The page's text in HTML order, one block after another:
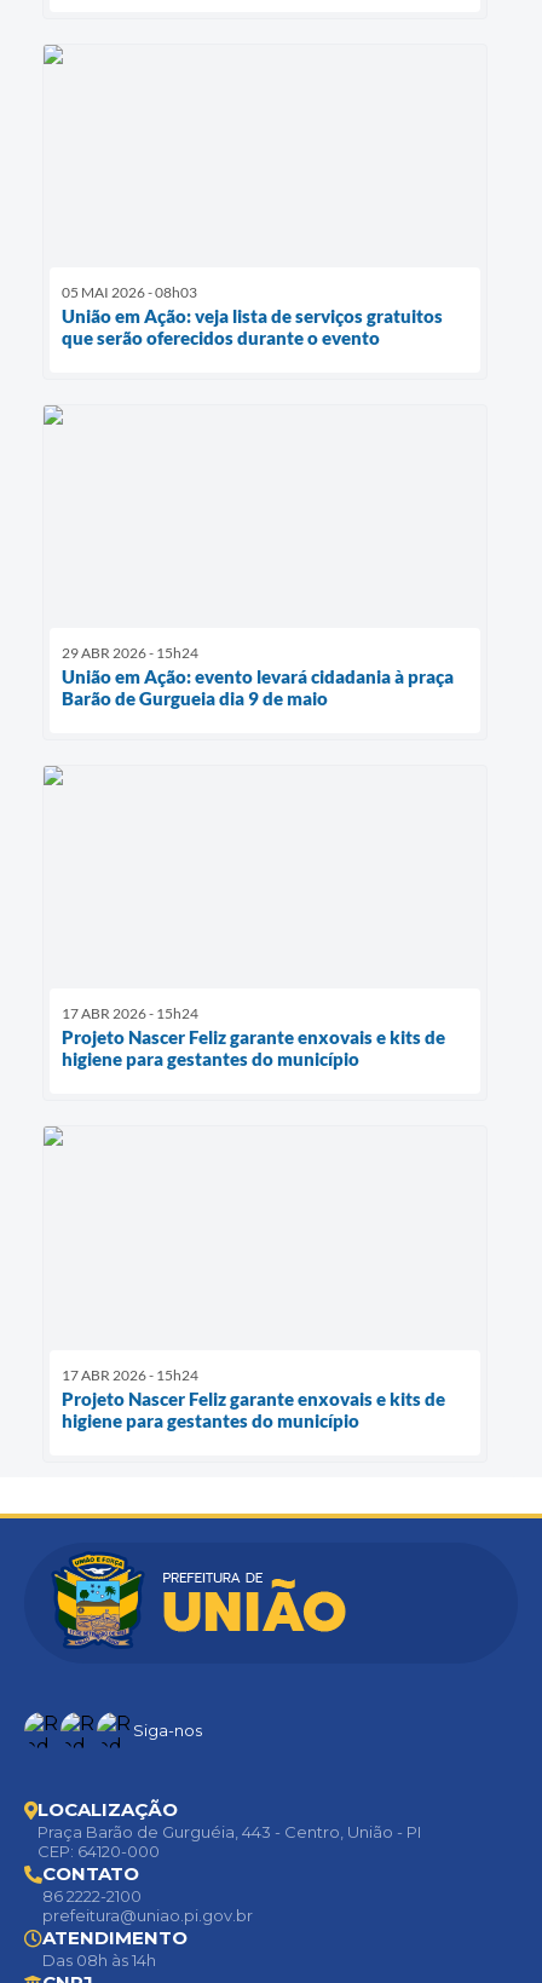
05 MAI 2026 - 08h03
União em Ação: veja lista de serviços gratuitos
que serão oferecidos durante o evento
29 ABR 2026 - 15h24
União em Ação: evento levará cidadania à praça
Barão de Gurgueia dia 9 de maio
17 ABR 2026 - 15h24
Projeto Nascer Feliz garante enxovais e kits de
higiene para gestantes do município
17 ABR 2026 - 15h24
Projeto Nascer Feliz garante enxovais e kits de
higiene para gestantes do município
Siga-nos
LOCALIZAÇÃO
Praça Barão de Gurguéia, 443 - Centro, União - PI
CEP: 64120-000
CONTATO
86 2222-2100
prefeitura@uniao.pi.gov.br
ATENDIMENTO
Das 08h às 14h